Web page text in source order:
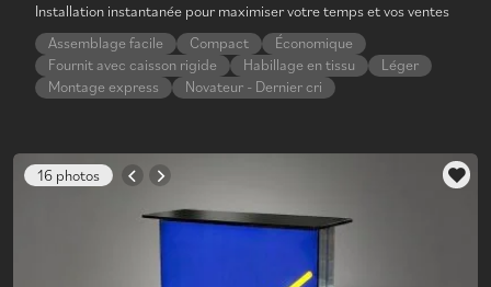
Installation instantanée pour maximiser votre temps et vos ventes
Assemblage facile
Compact
Économique
Fournit avec caisson rigide
Habillage en tissu
Léger
Montage express
Novateur - Dernier cri
16 photos